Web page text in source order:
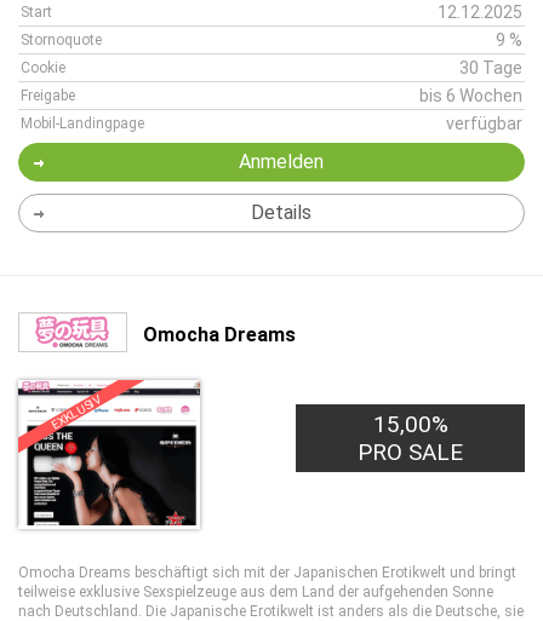
Start 12.12.2025
Stornoquote 9 %
Cookie 30 Tage
Freigabe bis 6 Wochen
Mobil-Landingpage verfügbar
Anmelden
Details
Omocha Dreams
EXKLUSIV
15,00%
PRO SALE
Omocha Dreams beschäftigt sich mit der Japanischen Erotikwelt und bringt
teilweise exklusive Sexspielzeuge aus dem Land der aufgehenden Sonne
nach Deutschland. Die Japanische Erotikwelt ist anders als die Deutsche, sie